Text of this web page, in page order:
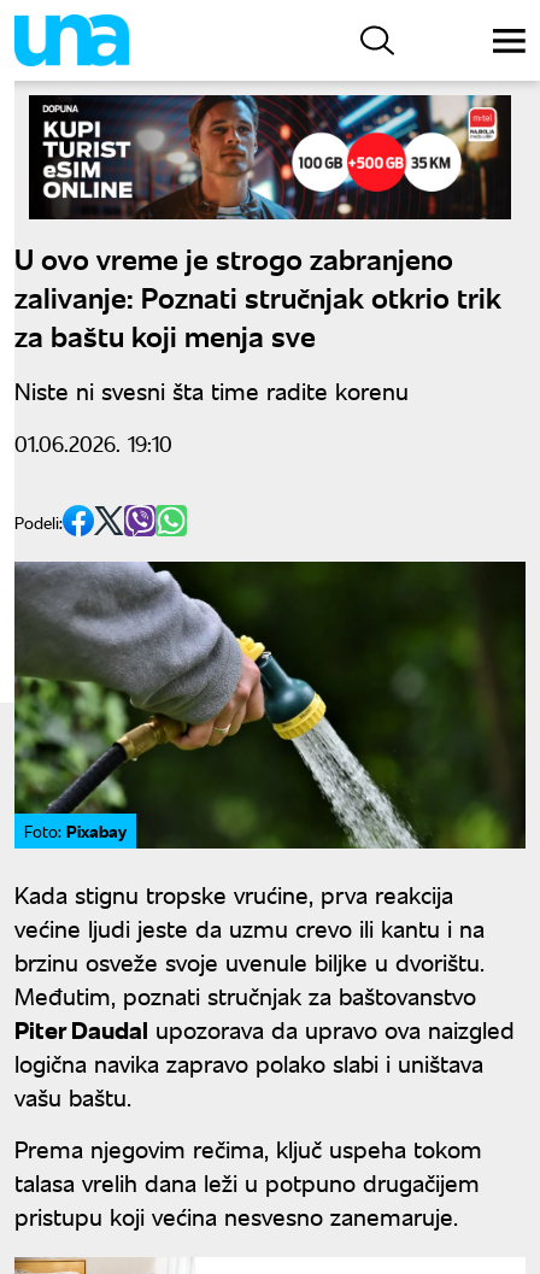
U ovo vreme je strogo zabranjeno
zalivanje: Poznati stručnjak otkrio trik
za baštu koji menja sve
Niste ni svesni šta time radite korenu
01.06.2026. 19:10
Podeli:
Foto: Pixabay
Kada stignu tropske vrućine, prva reakcija
većine ljudi jeste da uzmu crevo ili kantu i na
brzinu osveže svoje uvenule biljke u dvorištu.
Međutim, poznati stručnjak za baštovanstvo
Piter Daudal upozorava da upravo ova naizgled
logična navika zapravo polako slabi i uništava
vašu baštu.
Prema njegovim rečima, ključ uspeha tokom
talasa vrelih dana leži u potpuno drugačijem
pristupu koji većina nesvesno zanemaruje.